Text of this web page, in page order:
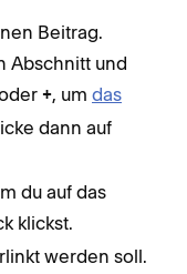
Beitrag.
Abschnitt und
+, um das
dann auf
du auf das
klickst.
werden soll.